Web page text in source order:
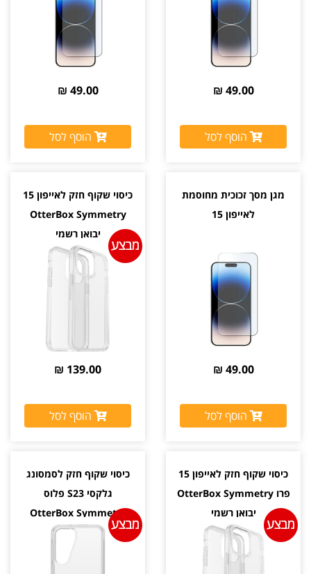
49.00 ₪
הוסף לסל
49.00 ₪
הוסף לסל
מגן מסך זכוכית מחוסמת
לאייפון 15
49.00 ₪
הוסף לסל
כיסוי שקוף חזק לאייפון 15
OtterBox Symmetry
יבואן רשמי
139.00 ₪
הוסף לסל
כיסוי שקוף חזק לאייפון 15
פרו OtterBox Symmetry
יבואן רשמי
כיסוי שקוף חזק לסמסונג
גלקסי S23 פלוס
OtterBox Symmetry
יבואן רשמי